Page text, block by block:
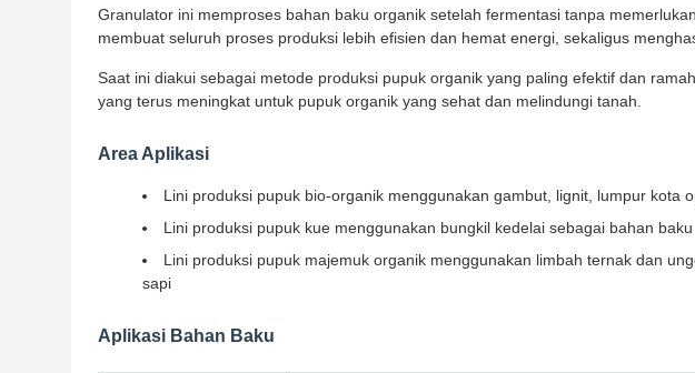
Granulator ini memproses bahan baku organik setelah fermentasi tanpa
membuat seluruh proses produksi lebih efisien dan hemat energi, sekaligus
Saat ini diakui sebagai metode produksi pupuk organik yang paling efektif dan
yang terus meningkat untuk pupuk organik yang sehat dan melindungi tanah.
Area Aplikasi
Lini produksi pupuk bio-organik menggunakan gambut, lignit, lumpur kota
Lini produksi pupuk kue menggunakan bungkil kedelai sebagai bahan baku
Lini produksi pupuk majemuk organik menggunakan limbah ternak dan
sapi
Aplikasi Bahan Baku